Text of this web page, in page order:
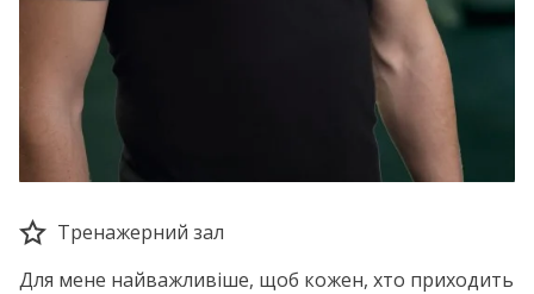
Тренажерний зал
Для мене найважливіше, щоб кожен, хто приходить